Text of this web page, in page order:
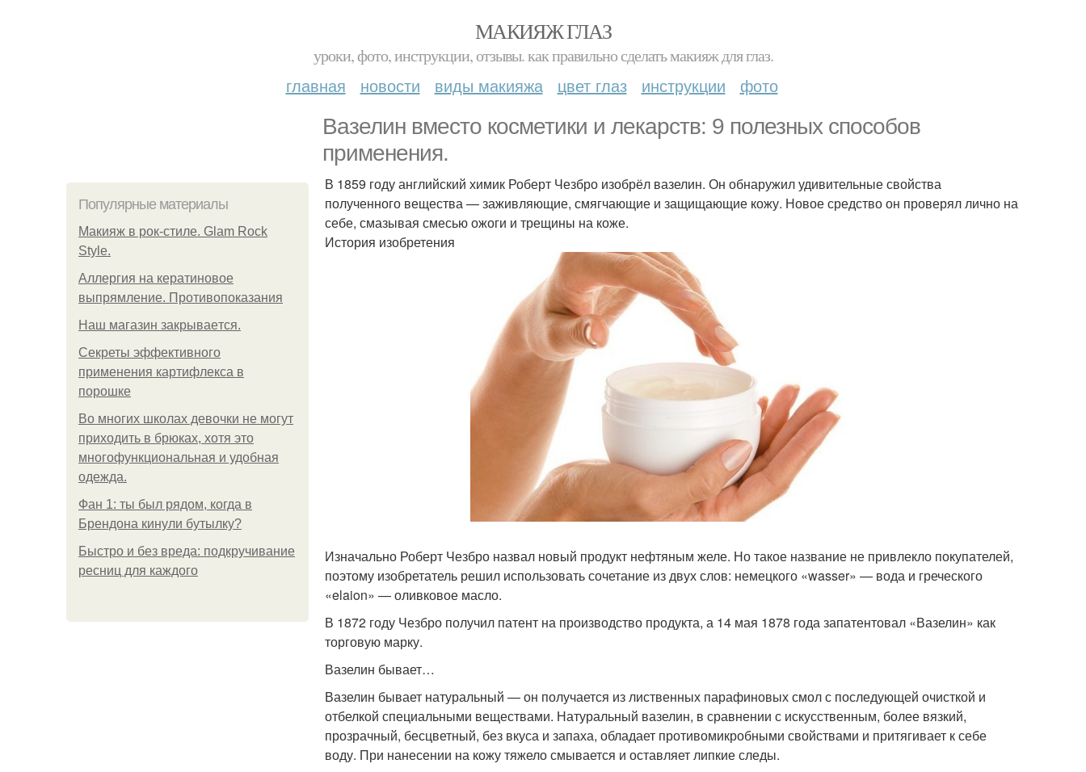
МАКИЯЖ ГЛАЗ
уроки, фото, инструкции, отзывы. как правильно сделать макияж для глаз.
главная новости виды макияжа цвет глаз инструкции фото
Вазелин вместо косметики и лекарств: 9 полезных способов
применения.
Популярные материалы
Макияж в рок-стиле. Glam Rock
Style.
Аллергия на кератиновое
выпрямление. Противопоказания
Нaш магaзин зaкрывaeтся.
Секреты эффективного
применения картифлекса в
порошке
Во многих школах девочки не могут
приходить в брюках, хотя это
многофункциональная и удобная
одежда.
Фан 1: ты был рядом, когда в
Брендона кинули бутылку?
Быстро и без вреда: подкручивание
ресниц для каждого
В 1859 году английский химик Роберт Чезбро изобрёл вазелин. Он обнаружил удивительные свойства
полученного вещества — заживляющие, смягчающие и защищающие кожу. Новое средство он проверял лично на
себе, смазывая смесью ожоги и трещины на коже.
История изобретения
Изначально Роберт Чезбро назвал новый продукт нефтяным желе. Но такое название не привлекло покупателей,
поэтому изобретатель решил использовать сочетание из двух слов: немецкого «wasser» — вода и греческого
«elaion» — оливковое масло.
В 1872 году Чезбро получил патент на производство продукта, а 14 мая 1878 года запатентовал «Вазелин» как
торговую марку.
Вазелин бывает…
Вазелин бывает натуральный — он получается из лиственных парафиновых смол с последующей очисткой и
отбелкой специальными веществами. Натуральный вазелин, в сравнении с искусственным, более вязкий,
прозрачный, бесцветный, без вкуса и запаха, обладает противомикробными свойствами и притягивает к себе
воду. При нанесении на кожу тяжело смывается и оставляет липкие следы.